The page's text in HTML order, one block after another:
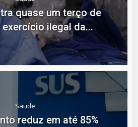
quase um terço de
ilegal da...
Saude
reduz em até 85%